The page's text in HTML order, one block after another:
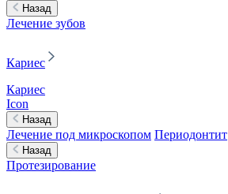
Назад
Лечение зубов
Кариес
Кариес
Icon
Назад
Лечение под микроскопом Периодонтит
Назад
Протезирование